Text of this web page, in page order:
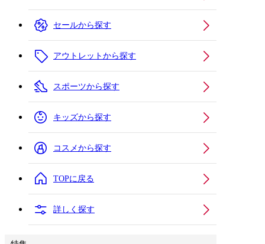
セールから探す
アウトレットから探す
スポーツから探す
キッズから探す
コスメから探す
TOPに戻る
詳しく探す